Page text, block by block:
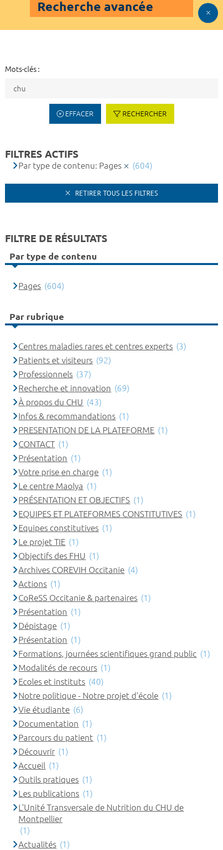
Recherche avancée
Mots-clés :
EFFACER RECHERCHER
FILTRES ACTIFS
Par type de contenu: Pages (604)
RETIRER TOUS LES FILTRES
FILTRE DE RÉSULTATS
Par type de contenu
Pages (604)
Par rubrique
Centres maladies rares et centres experts (3)
Patients et visiteurs (92)
Professionnels (37)
Recherche et innovation (69)
À propos du CHU (43)
Infos & recommandations (1)
PRESENTATION DE LA PLATEFORME (1)
CONTACT (1)
Présentation (1)
Votre prise en charge (1)
Le centre Maolya (1)
PRÉSENTATION ET OBJECTIFS (1)
EQUIPES ET PLATEFORMES CONSTITUTIVES (1)
Equipes constitutives (1)
Le projet TIE (1)
Objectifs des FHU (1)
Archives COREVIH Occitanie (4)
Actions (1)
CoReSS Occitanie & partenaires (1)
Présentation (1)
Dépistage (1)
Présentation (1)
Formations, journées scientifiques grand public (1)
Modalités de recours (1)
Ecoles et instituts (40)
Notre politique - Notre projet d'école (1)
Vie étudiante (6)
Documentation (1)
Parcours du patient (1)
Découvrir (1)
Accueil (1)
Outils pratiques (1)
Les publications (1)
L'Unité Transversale de Nutrition du CHU de
Montpellier
(1)
Actualités (1)